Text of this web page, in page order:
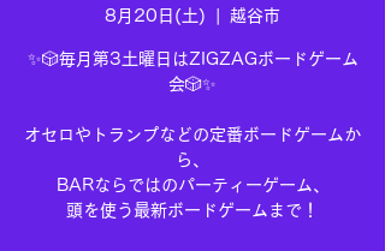
8月20日(土) 越谷市
✨🎲毎月第3土曜日はZIGZAGボードゲーム
会🎲✨
オセロやトランプなどの定番ボードゲームか
ら、
BARならではのパーティーゲーム、
頭を使う最新ボードゲームまで！